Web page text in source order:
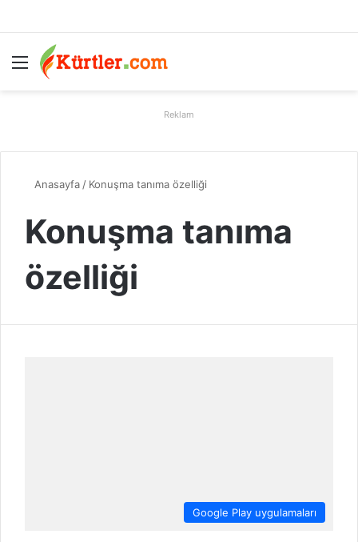
Menü
Reklam
Anasayfa / Konuşma tanıma özelliği
Konuşma tanıma
özelliği
Google Play uygulamaları